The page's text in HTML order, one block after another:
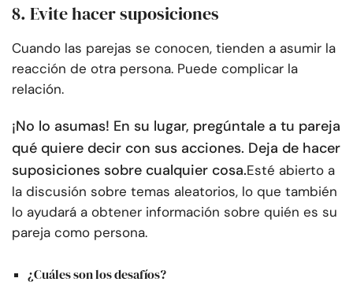
8. Evite hacer suposiciones
Cuando las parejas se conocen, tienden a asumir la
reacción de otra persona. Puede complicar la
relación.
¡No lo asumas! En su lugar, pregúntale a tu pareja
qué quiere decir con sus acciones. Deja de hacer
suposiciones sobre cualquier cosa.Esté abierto a
la discusión sobre temas aleatorios, lo que también
lo ayudará a obtener información sobre quién es su
pareja como persona.
¿Cuáles son los desafíos?